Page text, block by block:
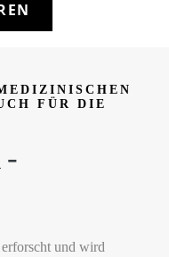
FÜR DIE
-
und wird